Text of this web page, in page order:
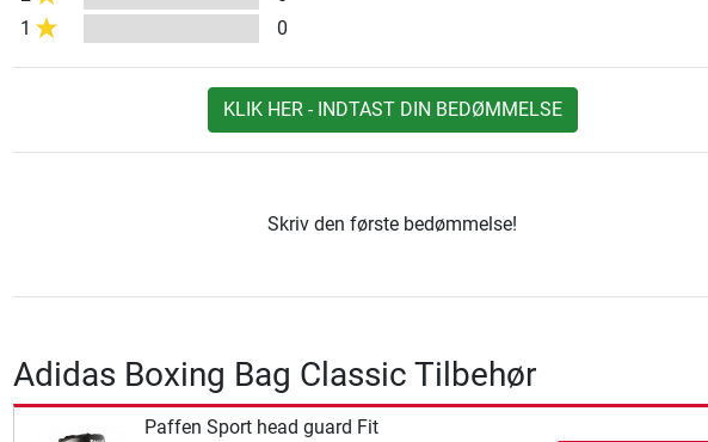
1
0
KLIK HER - INDTAST DIN BEDØMMELSE
Skriv den første bedømmelse!
Adidas Boxing Bag Classic Tilbehør
Paffen Sport head guard Fit